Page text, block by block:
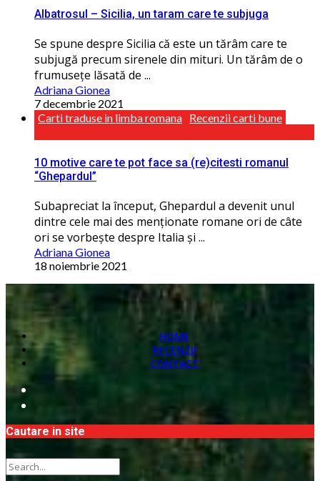
Albatrosul – Sicilia, un taram care te subjuga
Se spune despre Sicilia că este un tărâm care te
subjugă precum sirenele din mituri. Un tărâm de o
frumuseţe lăsată de ...
Adriana Gionea
7 decembrie 2021
Carti traduse in limba romana Recenzii carti bune
10 motive care te pot face sa (re)citesti romanul
“Ghepardul”
Subapreciat la început, Ghepardul a devenit unul
dintre cele mai des menţionate romane ori de câte
ori se vorbește despre Italia și ...
Adriana Gionea
18 noiembrie 2021
HOME
RECENZII
CONTACT
Cautare in site